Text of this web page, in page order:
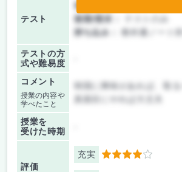
テスト
前期/中間：
後期/期末：
持ち込み：
教科書ノート
テストの方
式や難易度
コメント
授業の内容や
学べたこと
韓国に興味があれば、取
授業を
受けた時期
評価
充実 4